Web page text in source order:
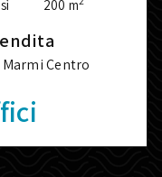
sì 200 m
Centro